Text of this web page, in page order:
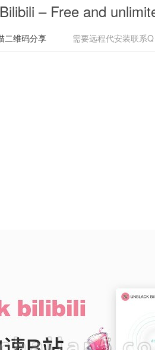
– Free and
二维码分享 需要远程代安装联系